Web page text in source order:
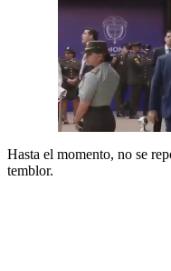
Hasta el momento, no se
temblor.